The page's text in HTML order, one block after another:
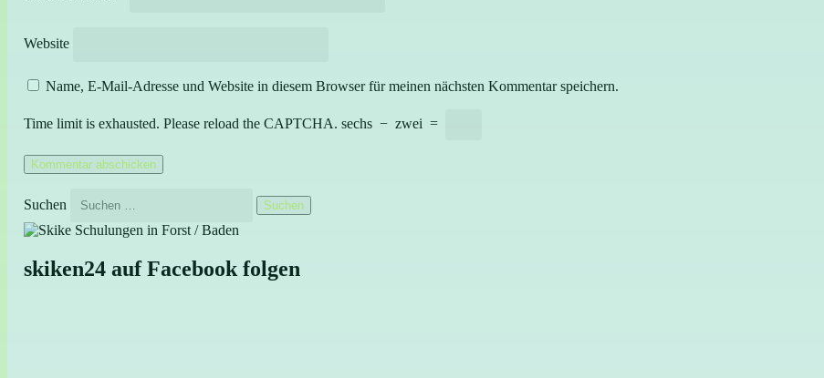
Website
Name, E-Mail-Adresse und Website in diesem Browser für meinen nächsten Kommentar speichern.
Time limit is exhausted. Please reload the CAPTCHA. sechs − zwei =
Suchen
skiken24 auf Facebook folgen